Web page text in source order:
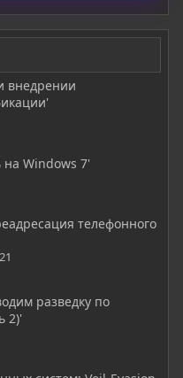
внедрении
на Windows 7'
телефонного
разведку по
2)'